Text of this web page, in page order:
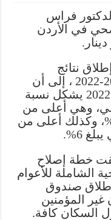
فراس
في الأردن
نتائج
الحسابات الصحية الوطنية 2020-2022 ، إلى أن
حجم الإنفاق الصحي في العام 2022 يشكل نسبة
وهي أعلى من
العالمي الذي يبلغ 6.7%، وكذلك أعلى من
6%.
خطة إصلاح
الشاملة للأعوام
إطلاق صندوق
المؤمنين
السكان كافة.